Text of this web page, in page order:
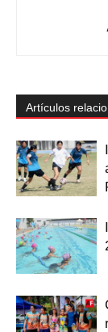
Artículos